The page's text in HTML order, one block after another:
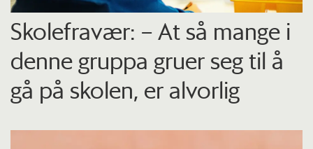
Skolefravær: – At så mange i
denne gruppa gruer seg til å
gå på skolen, er alvorlig